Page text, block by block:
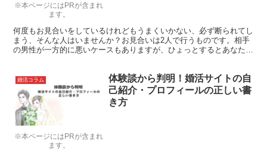
※本ページにはPRが含まれ
ます。
何度もお見合いをしているけれどもうまくいかない、必ず断られてし
まう、そんな人はいませんか？お見合いは2人で行うものです。相手
の男性が一方的に悪いケースもありますが、ひょっとするとあなたの
※本ページにはPRが含まれ
ます。
婚活コラム
体験談から判明！婚活サイトの自
己紹介・プロフィールの正しい書
き方